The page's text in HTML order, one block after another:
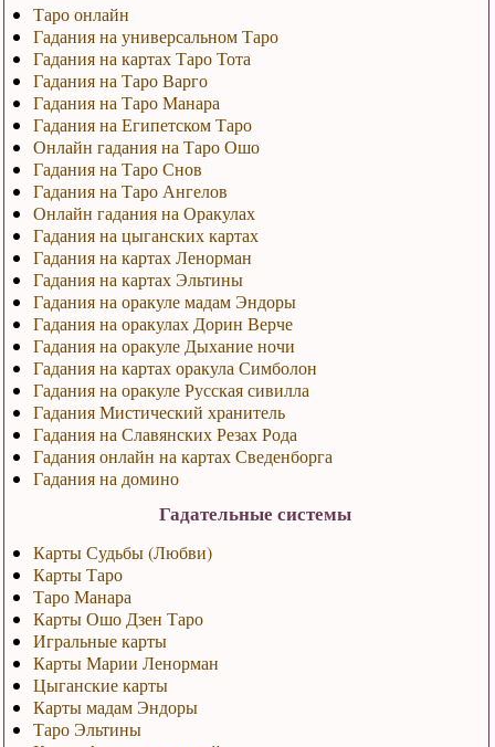
Таро онлайн
Гадания на универсальном Таро
Гадания на картах Таро Тота
Гадания на Таро Варго
Гадания на Таро Манара
Гадания на Египетском Таро
Онлайн гадания на Таро Ошо
Гадания на Таро Снов
Гадания на Таро Ангелов
Онлайн гадания на Оракулах
Гадания на цыганских картах
Гадания на картах Ленорман
Гадания на картах Эльтины
Гадания на оракуле мадам Эндоры
Гадания на оракулах Дорин Верче
Гадания на оракуле Дыхание ночи
Гадания на картах оракула Симболон
Гадания на оракуле Русская сивилла
Гадания Мистический хранитель
Гадания на Славянских Резах Рода
Гадания онлайн на картах Сведенборга
Гадания на домино
Гадательные системы
Карты Судьбы (Любви)
Карты Таро
Таро Манара
Карты Ошо Дзен Таро
Игральные карты
Карты Марии Ленорман
Цыганские карты
Карты мадам Эндоры
Таро Эльтины